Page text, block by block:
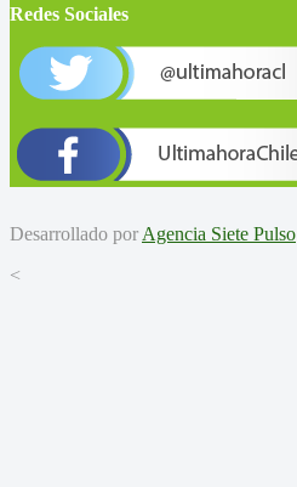
Redes Sociales
Desarrollado por Agencia Siete Pulso
<